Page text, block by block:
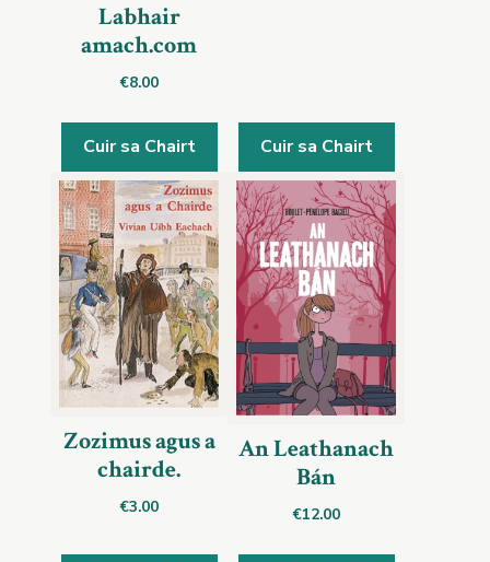
Labhair
amach.com
€8.00
Cuir sa Chairt Cuir sa Chairt
Zozimus agus a
chairde.
€3.00
An Leathanach
Bán
€12.00